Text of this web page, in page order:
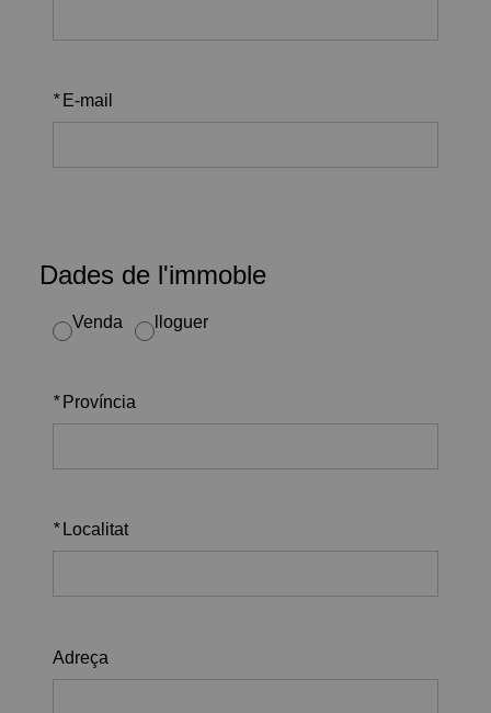
* E-mail
Dades de l'immoble
Venda lloguer
* Província
* Localitat
Adreça